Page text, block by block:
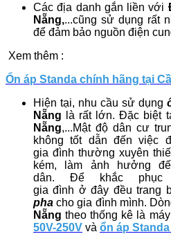
Các địa danh gắn liền với
Nẵng,...cũng sử dụng rất
để đảm bảo nguồn điện
Xem thêm :
Ổn áp Standa chính hãng tại
Hiện tại, nhu cầu sử dụng
Nẵng là rất lớn. Đặc biệt
Nẵng,...Mật độ dân cư
không tốt dẫn đến việc
gia đình thường xuyên
kém, làm ảnh hưởng
dân. Để khắc
gia đình ở đây đều trang
pha cho gia đình mình.
Nẵng theo thống kê là máy
50V-250V và ổn áp